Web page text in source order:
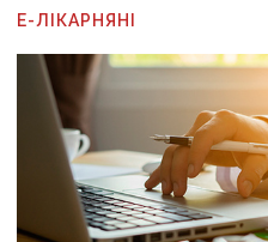
Е-ЛІКАРНЯНІ